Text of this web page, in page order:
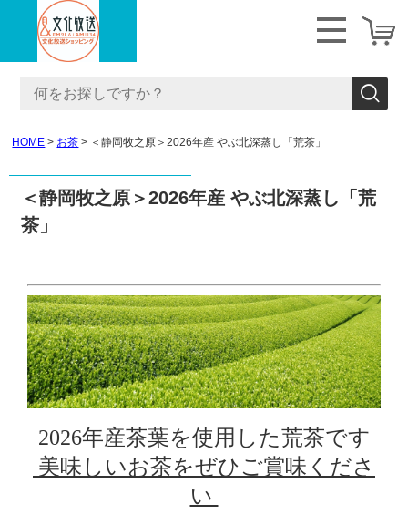
HOME お茶 ＜静岡牧之原＞2026年産 やぶ北深蒸し「荒茶」
＜静岡牧之原＞2026年産 やぶ北深蒸し「荒
茶」
2026年産茶葉を使用した荒茶です
美味しいお茶をぜひご賞味くださ
い